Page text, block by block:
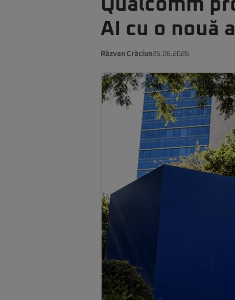
Qualcomm
AI cu o nouă
Răzvan Crăciun26.06.2026